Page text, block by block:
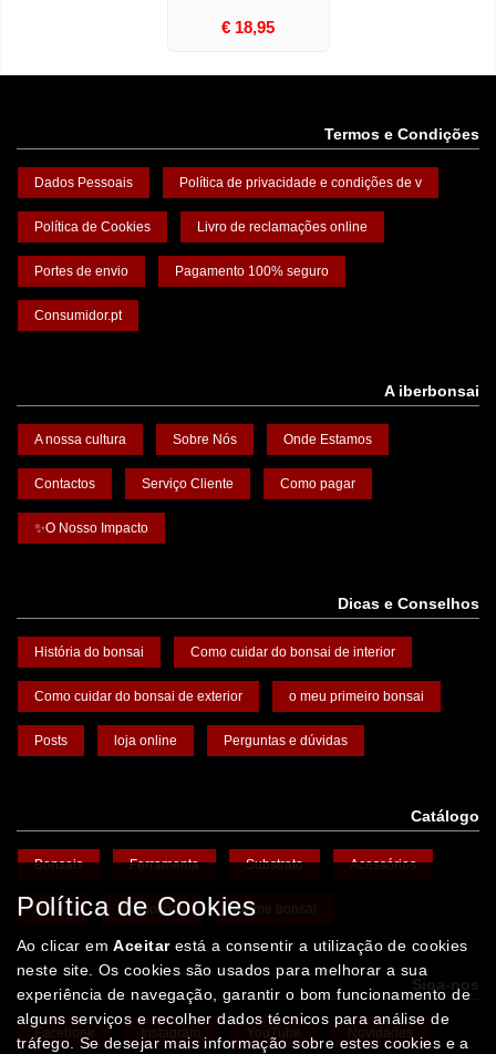
€ 18,95
Termos e Condições
Dados Pessoais Política de privacidade e condições de v
Política de Cookies Livro de reclamações online
Portes de envio Pagamento 100% seguro
Consumidor.pt
A iberbonsai
A nossa cultura Sobre Nós Onde Estamos
Contactos Serviço Cliente Como pagar
✨O Nosso Impacto
Dicas e Conselhos
História do bonsai Como cuidar do bonsai de interior
Como cuidar do bonsai de exterior o meu primeiro bonsai
Posts loja online Perguntas e dúvidas
Catálogo
Bonsais Ferramenta Substrato Acessórios
Vasos Promoções Arame bonsai
Siga-nos
Facebook Instagram YouTube Novidades
Política de Cookies
Ao clicar emAceitarestá a consentir a utilização de cookies
neste site. Os cookies são usados para melhorar a sua
experiência de navegação, garantir o bom funcionamento de
alguns serviços e recolher dados técnicos para análise de
tráfego. Se desejar mais informação sobre estes cookies e a